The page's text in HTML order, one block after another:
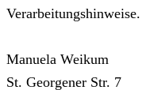
Verarbeitungshinweise.
Manuela Weikum
St. Georgener Str. 7